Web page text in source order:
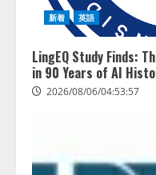
新着 英語
LingEQ Study Finds:
in 90 Years of AI
2026/08/06/04:53:57